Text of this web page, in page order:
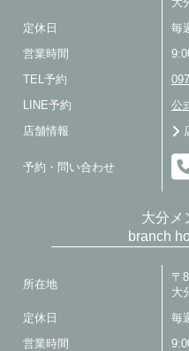
定休日 毎
営業時間
TEL予約
LINE予約 公
店舗情報
予約・問い合わせ
大分メ
branch
所在地
〒
大
定休日 毎
営業時間